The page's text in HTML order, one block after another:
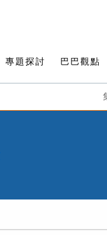
專題探討 巴巴觀點